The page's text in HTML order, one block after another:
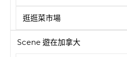
逛逛菜市場
Scene 遊在加拿大